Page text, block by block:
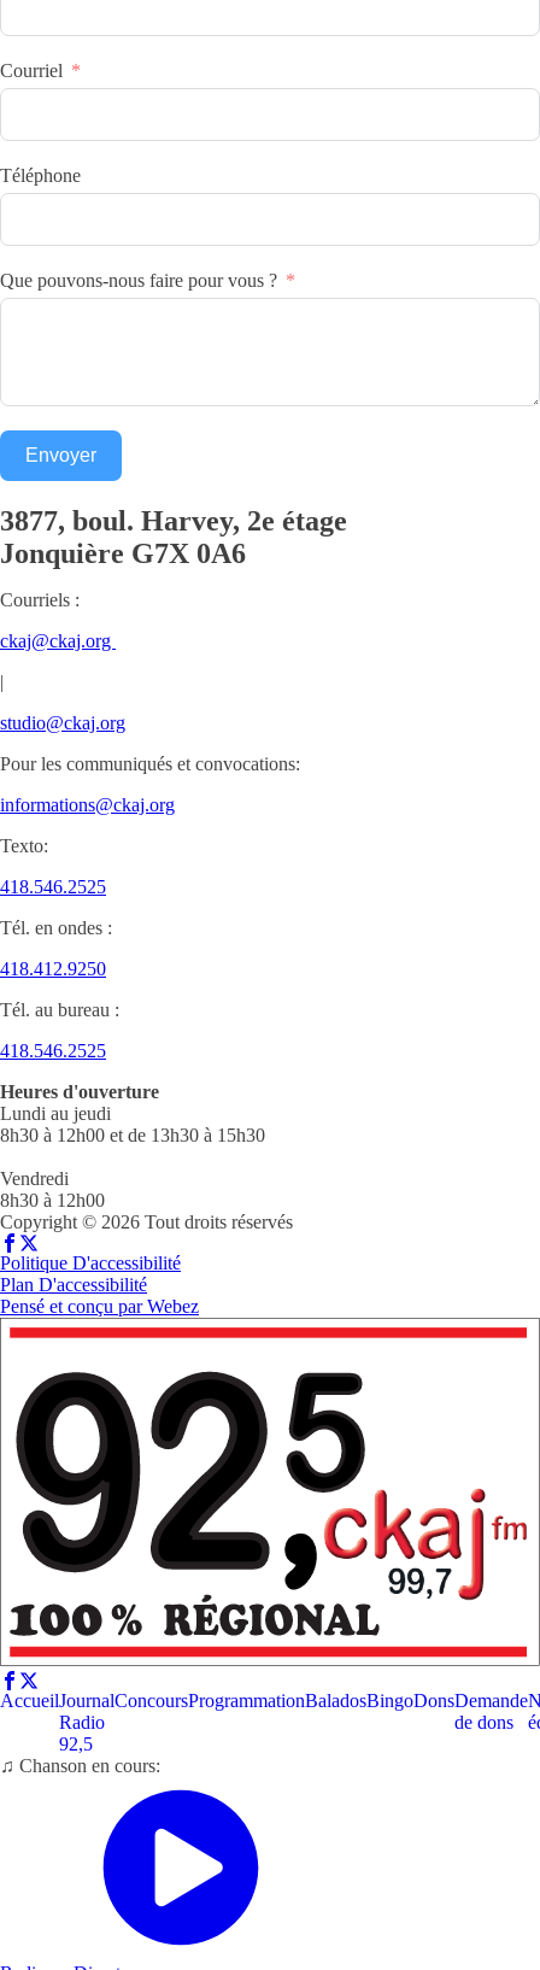
Courriel
Téléphone
Que pouvons-nous faire pour vous ?
Envoyer
3877, boul. Harvey, 2e étage
Jonquière G7X 0A6
Courriels :
ckaj@ckaj.org
|
studio@ckaj.org
Pour les communiqués et convocations:
informations@ckaj.org
Texto:
418.546.2525
Tél. en ondes :
418.412.9250
Tél. au bureau :
418.546.2525
Heures d'ouverture
Lundi au jeudi
8h30 à 12h00 et de 13h30 à 15h30
Vendredi
8h30 à 12h00
Copyright © 2026 Tout droits réservés
Politique D'accessibilité
Plan D'accessibilité
Pensé et conçu parWebez
AccueilJournal
Radio
92,5
ConcoursProgrammationBaladosBingoDonsDemande
de dons
♫ Chanson en cours: